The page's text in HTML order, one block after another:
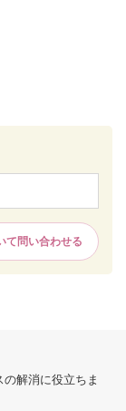
て問い合わせる
解消に役立ちま